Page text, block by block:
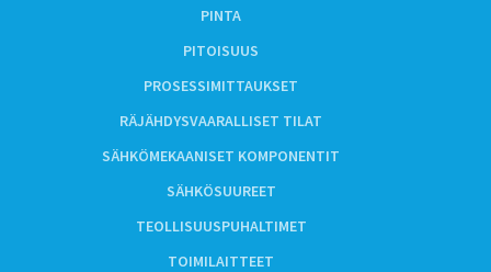
PINTA
PITOISUUS
PROSESSIMITTAUKSET
RÄJÄHDYSVAARALLISET TILAT
SÄHKÖMEKAANISET KOMPONENTIT
SÄHKÖSUUREET
TEOLLISUUSPUHALTIMET
TOIMILAITTEET